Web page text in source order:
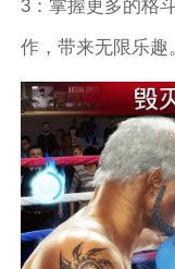
3：掌握更多的格
作，带来无限乐趣